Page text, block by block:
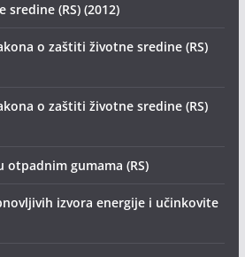
(RS) (2012)
o zaštiti životne sredine (RS)
o zaštiti životne sredine (RS)
gumama (RS)
izvora energije i učinkovite